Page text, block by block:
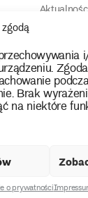
Brak
na niektóre
o prywatności
Muzealne
Kolekcja
Programy